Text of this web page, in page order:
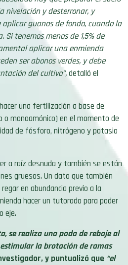
nivelación y desterronar, y
guanos de fondo, cuando la
tenemos menos de 1,5% de
aplicar una enmienda
ser abonos verdes, y debe
del cultivo”,detalló el
una fertilización a base de
monoamónico) en el momento de
de fósforo, nitrógeno y potasio
a raíz desnuda y también se están
gruesos. Un dato que también
en abundancia previo a la
hacer un tutorado para poder
eje.
se realiza una poda de rebaje al
la brotación de ramas
y puntualizó que “el